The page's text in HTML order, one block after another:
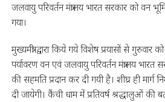
जलवायु परिवर्तन मंत्रालय भारत सरकार को वन
गया।
मुख्यमंत्री द्वारा किये गये विशेष प्रयासों से
पर्यावरण वन एवं जलवायु परिवर्तन मंत्रालय भारत
की सहमति प्रदान कर दी गयी है। शीघ्र ही मार्ग
दी जायेगी। कैंची धाम में प्रतिवर्ष श्रद्धालुओं की